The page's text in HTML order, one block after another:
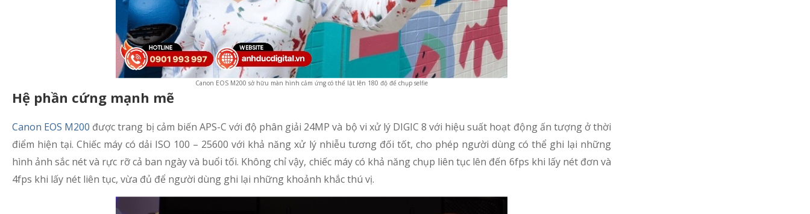
Canon EOS M200 sở hữu màn hình cảm ứng có thể lật lên 180 độ để chụp selfie
Hệ phần cứng mạnh mẽ
Canon EOS M200 được trang bị cảm biến APS-C với độ phân giải 24MP và bộ vi xử lý DIGIC 8 với hiệu suất hoạt động ấn tượng ở thời
điểm hiện tại. Chiếc máy có dải ISO 100 – 25600 với khả năng xử lý nhiễu tương đối tốt, cho phép người dùng có thể ghi lại những
hình ảnh sắc nét và rực rỡ cả ban ngày và buổi tối. Không chỉ vậy, chiếc máy có khả năng chụp liên tục lên đến 6fps khi lấy nét đơn và
4fps khi lấy nét liên tục, vừa đủ để người dùng ghi lại những khoảnh khắc thú vị.